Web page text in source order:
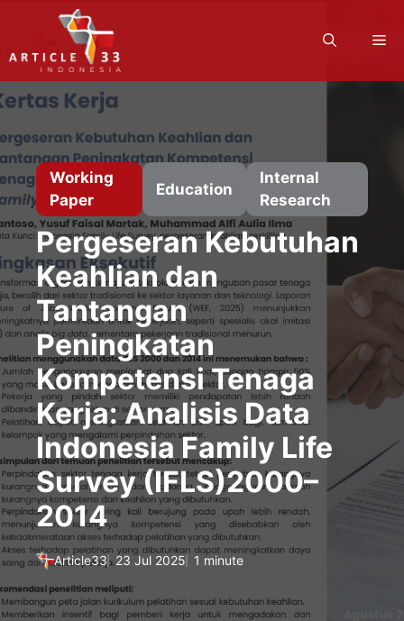
content
Working
Paper
Education
Internal
Research
Pergeseran Kebutuhan
Keahlian dan
Tantangan
Peningkatan
Kompetensi Tenaga
Kerja: Analisis Data
Indonesia Family Life
Survey (IFLS)2000–
2014
Article33 23 Jul 2025 1 minute